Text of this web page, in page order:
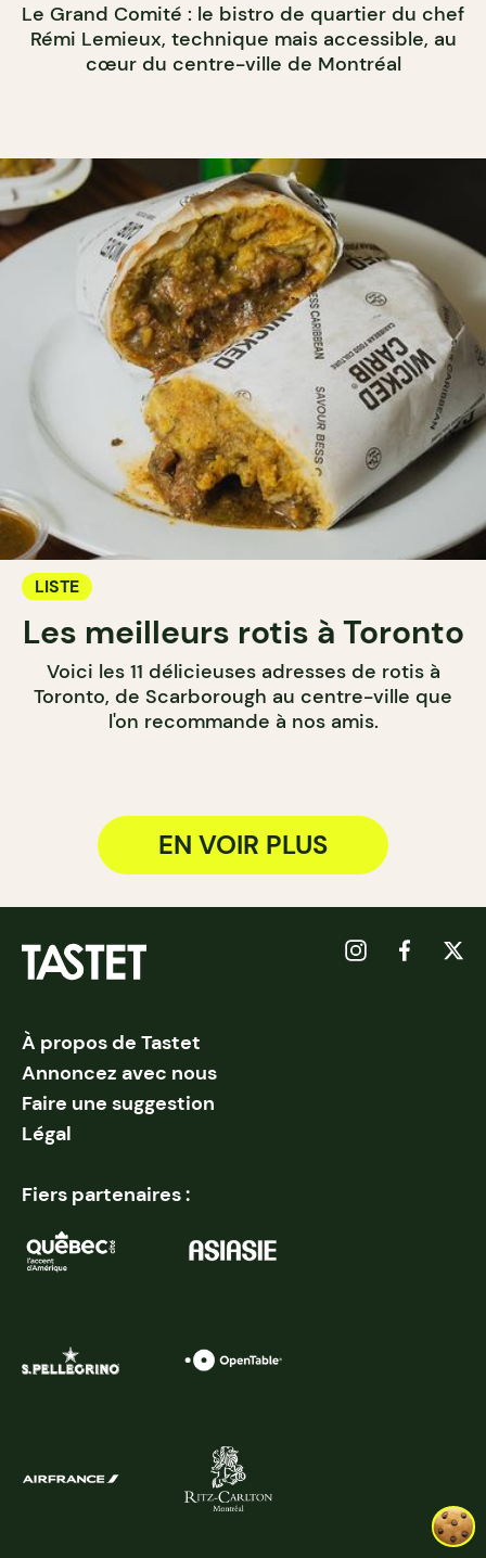
Le Grand Comité : le bistro de quartier du chef
Rémi Lemieux, technique mais accessible, au
cœur du centre-ville de Montréal
LISTE
Les meilleurs rotis à Toronto
Voici les 11 délicieuses adresses de rotis à
Toronto, de Scarborough au centre-ville que
l'on recommande à nos amis.
EN VOIR PLUS
À propos de Tastet
Annoncez avec nous
Faire une suggestion
Légal
Fiers partenaires :